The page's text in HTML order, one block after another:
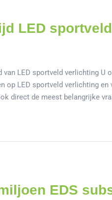
LED
van LED sportveld verlichting U
op LED sportveld verlichting
direct de meest belangrijke
EDS